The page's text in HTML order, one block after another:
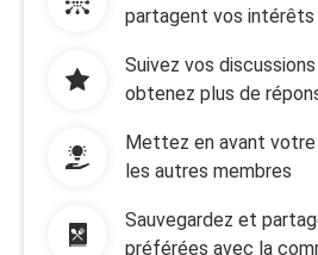
partagent vos intérêts
Suivez vos
obtenez plus de
Mettez en avant
les autres membres
Sauvegardez et
préférées avec la